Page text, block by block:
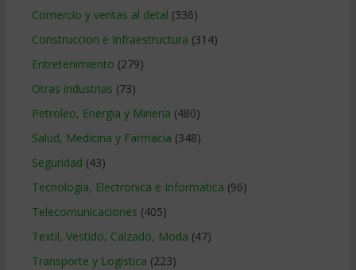
Comercio y ventas al detal (336)
Construccion e Infraestructura (314)
Entretenimiento (279)
Otras industrias (73)
Petroleo, Energia y Mineria (480)
Salud, Medicina y Farmacia (348)
Seguridad (43)
Tecnologia, Electronica e Informatica (96)
Telecomunicaciones (405)
Textil, Vestido, Calzado, Moda (47)
Transporte y Logistica (223)